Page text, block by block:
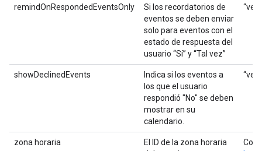
remindOnRespondedEventsOnly
Si los recordatorios de
eventos se deben enviar
solo para eventos con el
estado de respuesta del
usuario “Sí” y “Tal vez”
showDeclinedEvents
Indica si los eventos a
los que el usuario
respondió "No" se deben
mostrar en su
calendario.
zona horaria
El ID de la zona horaria